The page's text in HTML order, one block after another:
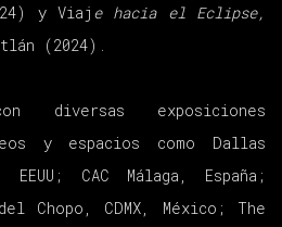
y Viaj e hacia el Eclipse,
(2024).
diversas exposiciones
y espacios como Dallas
EEUU; CAC Málaga, España;
Chopo, CDMX, México; The